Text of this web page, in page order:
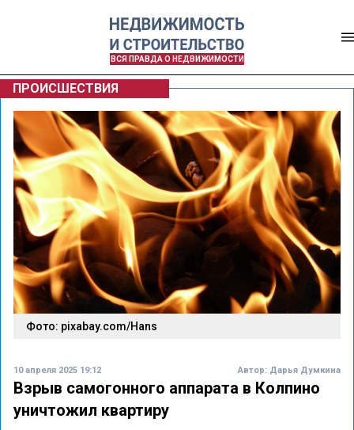
ВСЯ ПРАВДА О НЕДВИЖИМОСТИ
ПРОИСШЕСТВИЯ
Фото: pixabay.com/Hans
10 апреля 2025 19:12 Автор: Дарья Думкина
Взрыв самогонного аппарата в Колпино
уничтожил квартиру